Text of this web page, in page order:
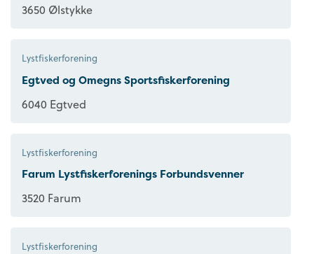
3650 Ølstykke
Lystfiskerforening
Egtved og Omegns Sportsfiskerforening
6040 Egtved
Lystfiskerforening
Farum Lystfiskerforenings Forbundsvenner
3520 Farum
Lystfiskerforening